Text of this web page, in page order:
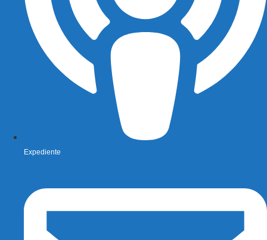
Expediente